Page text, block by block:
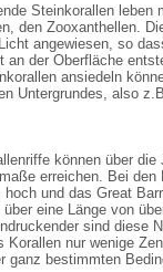
Steinkorallen
den Zooxanthellen.
angewiesen, so
an der Oberfläche
ansiedeln
Untergrundes, also
können über
erreichen. Bei
hoch und das Great
über eine Länge von
sind diese
Korallen nur wenige
ganz bestimmten